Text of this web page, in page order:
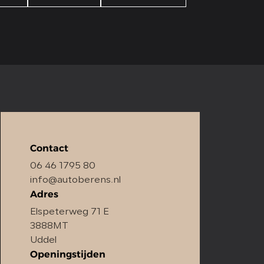
Contact
06 46 1795 80
info@autoberens.nl
Adres
Elspeterweg 71 E
3888MT
Uddel
Openingstijden